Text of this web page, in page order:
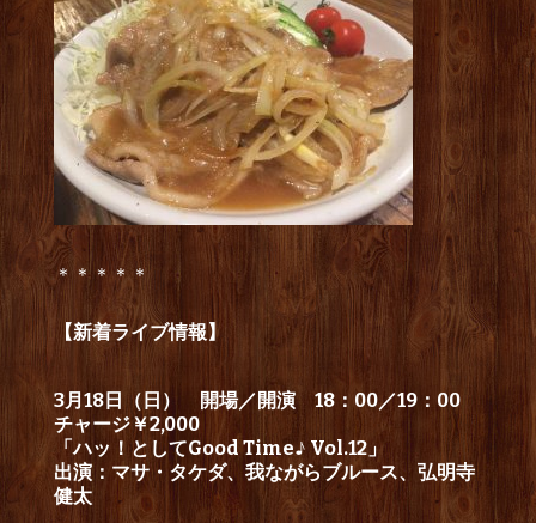
＊＊＊＊＊
【新着ライブ情報】
3月18日（日） 開場／開演 18：00／19：00
チャージ￥2,000
「ハッ！としてGood Time♪ Vol.12」
出演：マサ・タケダ、我ながらブルース、弘明寺
健太